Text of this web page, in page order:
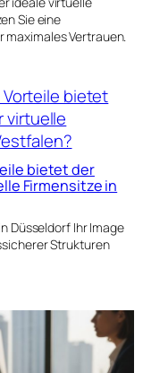
Sie eine
Vertrauen.
bietet der
Firmensitze in
Düsseldorf Ihr Image
Strukturen